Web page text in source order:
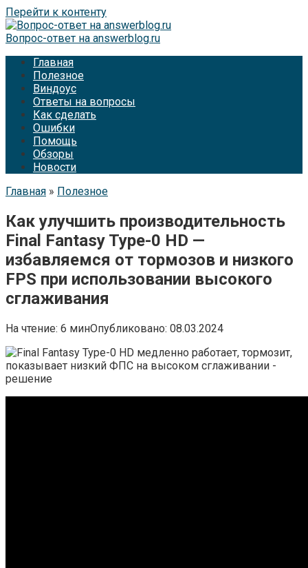
Перейти к контенту
Вопрос-ответ на answerblog.ru
Главная
Полезное
Виндоус
Ответы на вопросы
Как сделать
Ошибки
Помощь
Обзоры
Новости
Главная » Полезное
Как улучшить производительность
Final Fantasy Type-0 HD —
избавляемся от тормозов и низкого
FPS при использовании высокого
сглаживания
На чтение: 6 минОпубликовано: 08.03.2024